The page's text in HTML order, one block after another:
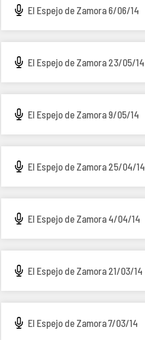
El Espejo de Zamora 6/06/14
El Espejo de Zamora 23/05/14
El Espejo de Zamora 9/05/14
El Espejo de Zamora 25/04/14
El Espejo de Zamora 4/04/14
El Espejo de Zamora 21/03/14
El Espejo de Zamora 7/03/14